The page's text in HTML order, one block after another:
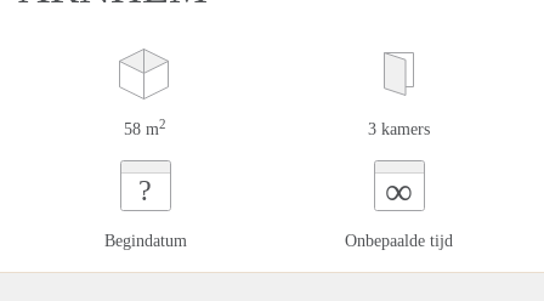
58 m2 3 kamers
?
Begindatum
∞
Onbepaalde tijd